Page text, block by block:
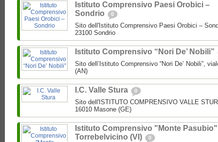
Istituto Comprensivo Paesi Orobici –
Sondrio
0
Sito dell'Istituto Comprensivo Paesi Orobici –
23100 Sondrio
Istituto Comprensivo “Nori De’ Nobili”
Sito dell’Istituto Comprensivo “Nori De’ Nobili”,
(AN)
I.C. Valle Stura 0
Sito dell'ISTITUTO COMPRENSIVO VALLE
16010 Masone (GE)
Istituto Comprensivo "Monte
Torrebelvicino (VI)
0